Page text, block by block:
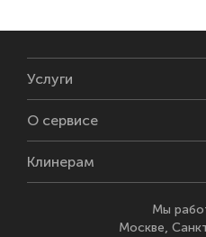
Услуги
О сервисе
Клинерам
Мы
Москве